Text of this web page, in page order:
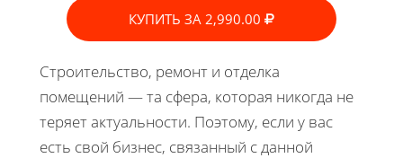
КУПИТЬ ЗА 2,990.00
Строительство, ремонт и отделка
помещений — та сфера, которая никогда не
теряет актуальности. Поэтому, если у вас
есть свой бизнес, связанный с данной